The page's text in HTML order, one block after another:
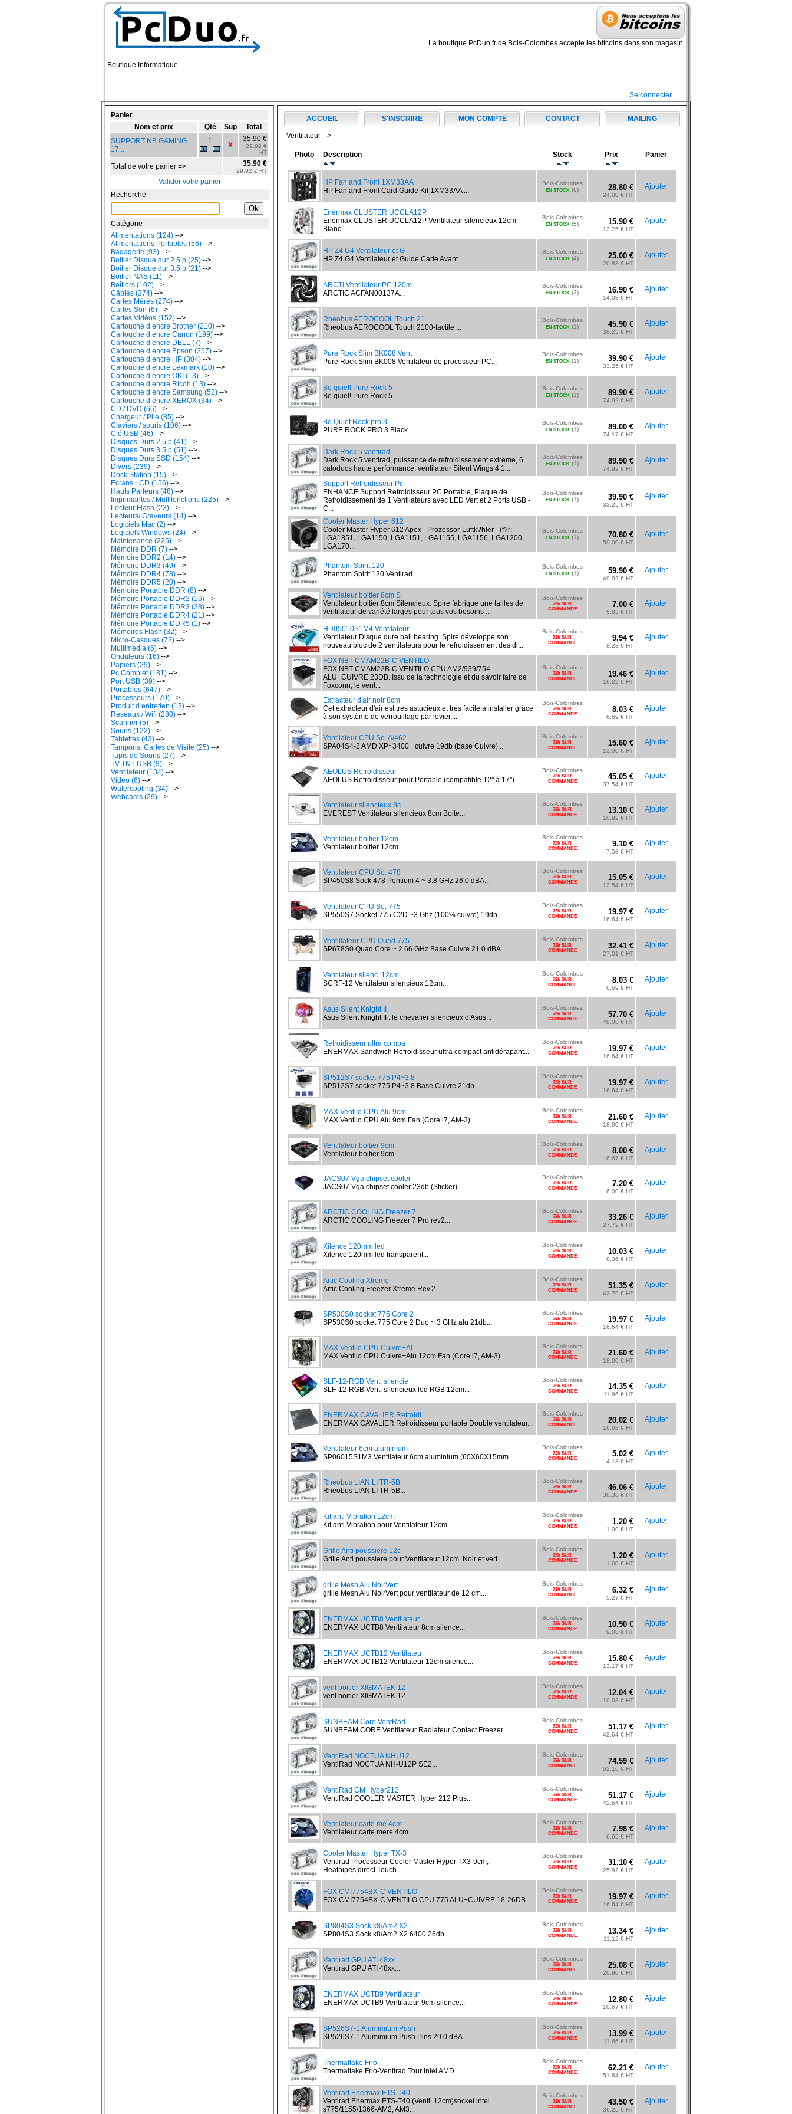
Boutique Informatique.
La boutique PcDuo.fr de Bois-Colombes accepte les bitcoins dans son magasin.
Se connecter
Panier
Nom et prix
Qté Sup
Total
SUPPORT NB GAMING
17...
1 X
35.90 €
29.92 €
HT
Total de votre panier => 35.90 €
29.92 € HT
Valider votre panier
Recherche
Catégorie
Alimentations (124) -->
Alimentations Portables (56) -->
Bagagerie (93) -->
Boitier Disque dur 2.5 p (25) -->
Boitier Disque dur 3.5 p (21) -->
Boitier NAS (11) -->
Boîtiers (102) -->
Câbles (374) -->
Cartes Mères (274) -->
Cartes Son (6) -->
Cartes Vidéos (152) -->
Cartouche d encre Brother (210) -->
Cartouche d encre Canon (199) -->
Cartouche d encre DELL (7) -->
Cartouche d encre Epson (257) -->
Cartouche d encre HP (304) -->
Cartouche d encre Lexmark (10) -->
Cartouche d encre OKI (13) -->
Cartouche d encre Ricoh (13) -->
Cartouche d encre Samsung (52) -->
Cartouche d encre XEROX (34) -->
CD / DVD (66) -->
Chargeur / Pile (85) -->
Claviers / souris (106) -->
Clé USB (46) -->
Disques Durs 2.5 p (41) -->
Disques Durs 3.5 p (51) -->
Disques Durs SSD (154) -->
Divers (239) -->
Dock Station (15) -->
Ecrans LCD (156) -->
Hauts Parleurs (48) -->
Imprimantes / Multifonctions (225) -->
Lecteur Flash (23) -->
Lecteurs/ Graveurs (14) -->
Logiciels Mac (2) -->
Logiciels Windows (24) -->
Maintenance (225) -->
Mémoire DDR (7) -->
Mémoire DDR2 (14) -->
Mémoire DDR3 (49) -->
Mémoire DDR4 (78) -->
Mémoire DDR5 (20) -->
Mémoire Portable DDR (8) -->
Mémoire Portable DDR2 (16) -->
Mémoire Portable DDR3 (28) -->
Mémoire Portable DDR4 (21) -->
Mémoire Portable DDR5 (1) -->
Mémoires Flash (32) -->
Micro-Casques (72) -->
Multimédia (6) -->
Onduleurs (16) -->
Papiers (29) -->
Pc Complet (181) -->
Port USB (39) -->
Portables (647) -->
Processeurs (170) -->
Produit d entretien (13) -->
Réseaux / Wifi (280) -->
Scanner (5) -->
Souris (122) -->
Tablettes (43) -->
Tampons, Cartes de Visite (25) -->
Tapis de Souris (27) -->
TV TNT USB (9) -->
Ventilateur (134) -->
Video (6) -->
Watercooling (34) -->
Webcams (29) -->
ACCUEIL S'INSCRIRE MON COMPTE CONTACT MAILING
Ventilateur -->
Photo Description Stock Prix Panier
HP Fan and Front 1XM33AA
HP Fan and Front Card Guide Kit 1XM33AA ...
Bois-Colombes
EN STOCK (6) 28.80 €
24.00 € HT
Ajouter
Enermax CLUSTER UCCLA12P
Enermax CLUSTER UCCLA12P Ventilateur silencieux 12cm
Blanc...
Bois-Colombes
EN STOCK (5) 15.90 €
13.25 € HT
Ajouter
HP Z4 G4 Ventilateur et G
HP Z4 G4 Ventilateur et Guide Carte Avant...
Bois-Colombes
EN STOCK (4) 25.00 €
20.83 € HT
Ajouter
ARCTI Ventilateur PC 120m
ARCTIC ACFAN00137A...
Bois-Colombes
EN STOCK (2) 16.90 €
14.08 € HT
Ajouter
Rheobus AEROCOOL Touch 21
Rheobus AEROCOOL Touch 2100-tactile ...
Bois-Colombes
EN STOCK (1) 45.90 €
38.25 € HT
Ajouter
Pure Rock Slim BK008 Vent
Pure Rock Slim BK008 Ventilateur de processeur PC...
Bois-Colombes
EN STOCK (1) 39.90 €
33.25 € HT
Ajouter
Be quiet! Pure Rock 5
Be quiet! Pure Rock 5...
Bois-Colombes
EN STOCK (1) 89.90 €
74.92 € HT
Ajouter
Be Quiet Rock pro 3
PURE ROCK PRO 3 Black. ...
Bois-Colombes
EN STOCK (1) 89.00 €
74.17 € HT
Ajouter
Dark Rock 5 ventirad
Dark Rock 5 ventirad, puissance de refroidissement extrême, 6
caloducs haute performance, ventilateur Silent Wings 4 1...
Bois-Colombes
EN STOCK (1) 89.90 €
74.92 € HT
Ajouter
Support Refroidisseur Pc
ENHANCE Support Refroidisseur PC Portable, Plaque de
Refroidissement de 1 Ventilateurs avec LED Vert et 2 Ports USB -
C...
Bois-Colombes
EN STOCK (1) 39.90 €
33.25 € HT
Ajouter
Cooler Master Hyper 612
Cooler Master Hyper 612 Apex - Prozessor-Luftk?hler - (f?r:
LGA1851, LGA1150, LGA1151, LGA1155, LGA1156, LGA1200,
LGA170...
Bois-Colombes
EN STOCK (1) 70.80 €
59.00 € HT
Ajouter
Phantom Spirit 120
Phantom Spirit 120 Ventirad...
Bois-Colombes
EN STOCK (1) 59.90 €
49.92 € HT
Ajouter
Ventilateur boitier 8cm S
Ventilateur boitier 8cm Silencieux. Spire fabrique une tailles de
ventilateur de variété larges pour tous vos besoins ...
Bois-Colombes
72h SUR
COMMANDE
7.00 €
5.83 € HT
Ajouter
HD05010S1M4 Ventilateur
Ventilateur Disque dure ball bearing. Spire développe son
nouveau bloc de 2 ventilateurs pour le refroidissement des di...
Bois-Colombes
72h SUR
COMMANDE
9.94 €
8.28 € HT
Ajouter
FOX NBT-CMAM22B-C VENTILO
FOX NBT-CMAM22B-C VENTILO CPU AM2/939/754
ALU+CUIVRE 23DB. Issu de la technologie et du savoir faire de
Foxconn, le vent...
Bois-Colombes
72h SUR
COMMANDE
19.46 €
16.22 € HT
Ajouter
Extracteur d'air noir 8cm
Cet extracteur d'air est très astucieux et très facile à installer grâce
à son système de verrouillage par levier....
Bois-Colombes
72h SUR
COMMANDE
8.03 €
6.69 € HT
Ajouter
Ventilateur CPU So. A/462
SPA04S4-2 AMD XP~3400+ cuivre 19db (base Cuivre)...
Bois-Colombes
72h SUR
COMMANDE
15.60 €
13.00 € HT
Ajouter
AEOLUS Refroidisseur
AEOLUS Refroidisseur pour Portable (compatible 12'' à 17'')...
Bois-Colombes
72h SUR
COMMANDE
45.05 €
37.54 € HT
Ajouter
Ventilateur silencieux 8c
EVEREST Ventilateur silencieux 8cm Boite...
Bois-Colombes
72h SUR
COMMANDE
13.10 €
10.92 € HT
Ajouter
Ventilateur boitier 12cm
Ventilateur boitier 12cm ...
Bois-Colombes
72h SUR
COMMANDE
9.10 €
7.58 € HT
Ajouter
Ventilateur CPU So. 478
SP450S8 Sock 478 Pentium 4 ~ 3.8 GHz 26.0 dBA...
Bois-Colombes
72h SUR
COMMANDE
15.05 €
12.54 € HT
Ajouter
Ventilateur CPU So. 775
SP550S7 Socket 775 C2D ~3 Ghz (100% cuivre) 19db...
Bois-Colombes
72h SUR
COMMANDE
19.97 €
16.64 € HT
Ajouter
Ventillateur CPU Quad 775
SP678S0 Quad Core ~ 2.66 GHz Base Cuivre 21.0 dBA...
Bois-Colombes
72h SUR
COMMANDE
32.41 €
27.01 € HT
Ajouter
Ventilateur silenc. 12cm
SCRF-12 Ventilateur silencieux 12cm...
Bois-Colombes
72h SUR
COMMANDE
8.03 €
6.69 € HT
Ajouter
Asus Silent Knight II
Asus Silent Knight II : le chevalier silencieux d'Asus...
Bois-Colombes
72h SUR
COMMANDE
57.70 €
48.08 € HT
Ajouter
Refroidisseur ultra compa
ENERMAX Sandwich Refroidisseur ultra compact antidérapant...
Bois-Colombes
72h SUR
COMMANDE
19.97 €
16.64 € HT
Ajouter
SP512S7 socket 775 P4~3.8
SP512S7 socket 775 P4~3.8 Base Cuivre 21db...
Bois-Colombes
72h SUR
COMMANDE
19.97 €
16.64 € HT
Ajouter
MAX Ventilo CPU Alu 9cm
MAX Ventilo CPU Alu 9cm Fan (Core i7, AM-3)...
Bois-Colombes
72h SUR
COMMANDE
21.60 €
18.00 € HT
Ajouter
Ventilateur boitier 9cm
Ventilateur boitier 9cm ...
Bois-Colombes
72h SUR
COMMANDE
8.00 €
6.67 € HT
Ajouter
JACS07 Vga chipset cooler
JACS07 Vga chipset cooler 23db (Sticker)...
Bois-Colombes
72h SUR
COMMANDE
7.20 €
6.00 € HT
Ajouter
ARCTIC COOLING Freezer 7
ARCTIC COOLING Freezer 7 Pro rev2...
Bois-Colombes
72h SUR
COMMANDE
33.26 €
27.72 € HT
Ajouter
Xilence 120mm led
Xilence 120mm led transparent...
Bois-Colombes
72h SUR
COMMANDE
10.03 €
8.36 € HT
Ajouter
Artic Cooling Xtreme
Artic Cooling Freezer Xtreme Rev.2...
Bois-Colombes
72h SUR
COMMANDE
51.35 €
42.79 € HT
Ajouter
SP530S0 socket 775 Core 2
SP530S0 socket 775 Core 2 Duo ~ 3 GHz alu 21db...
Bois-Colombes
72h SUR
COMMANDE
19.97 €
16.64 € HT
Ajouter
MAX Ventilo CPU Cuivre+Al
MAX Ventilo CPU Cuivre+Alu 12cm Fan (Core i7, AM-3)...
Bois-Colombes
72h SUR
COMMANDE
21.60 €
18.00 € HT
Ajouter
SLF-12-RGB Vent. silencie
SLF-12-RGB Vent. silencieux led RGB 12cm...
Bois-Colombes
72h SUR
COMMANDE
14.35 €
11.96 € HT
Ajouter
ENERMAX CAVALIER Refroidi
ENERMAX CAVALIER Refroidisseur portable Double ventilateur...
Bois-Colombes
72h SUR
COMMANDE
20.02 €
16.68 € HT
Ajouter
Ventilateur 6cm aluminium
SP06015S1M3 Ventilateur 6cm aluminium (60X60X15mm...
Bois-Colombes
72h SUR
COMMANDE
5.02 €
4.18 € HT
Ajouter
Rheobus LIAN LI TR-5B
Rheobus LIAN LI TR-5B...
Bois-Colombes
72h SUR
COMMANDE
46.06 €
38.38 € HT
Ajouter
Kit anti Vibration 12cm
Kit anti Vibration pour Ventilateur 12cm....
Bois-Colombes
72h SUR
COMMANDE
1.20 €
1.00 € HT
Ajouter
Grille Anti poussiere 12c
Grille Anti poussiere pour Ventilateur 12cm. Noir et vert...
Bois-Colombes
72h SUR
COMMANDE
1.20 €
1.00 € HT
Ajouter
grille Mesh Alu NoirVert
grille Mesh Alu NoirVert pour ventilateur de 12 cm...
Bois-Colombes
72h SUR
COMMANDE
6.32 €
5.27 € HT
Ajouter
ENERMAX UCTB8 Ventilateur
ENERMAX UCTB8 Ventilateur 8cm silence...
Bois-Colombes
72h SUR
COMMANDE
10.90 €
9.08 € HT
Ajouter
ENERMAX UCTB12 Ventilateu
ENERMAX UCTB12 Ventilateur 12cm silence...
Bois-Colombes
72h SUR
COMMANDE
15.80 €
13.17 € HT
Ajouter
vent boitier XIGMATEK 12
vent boitier XIGMATEK 12...
Bois-Colombes
72h SUR
COMMANDE
12.04 €
10.03 € HT
Ajouter
SUNBEAM Core VentRad
SUNBEAM CORE Ventilateur Radiateur Contact Freezer...
Bois-Colombes
72h SUR
COMMANDE
51.17 €
42.64 € HT
Ajouter
VentiRad NOCTUA NHU12
VentiRad NOCTUA NH-U12P SE2...
Bois-Colombes
72h SUR
COMMANDE
74.59 €
62.16 € HT
Ajouter
VentiRad CM Hyper212
VentiRad COOLER MASTER Hyper 212 Plus...
Bois-Colombes
72h SUR
COMMANDE
51.17 €
42.64 € HT
Ajouter
Ventilateur carte me 4cm
Ventilateur carte mere 4cm ...
Bois-Colombes
72h SUR
COMMANDE
7.98 €
6.65 € HT
Ajouter
Cooler Master Hyper TX-3
Ventirad Processeur Cooler Master Hyper TX3-9cm,
Heatpipes,direct Touch...
Bois-Colombes
72h SUR
COMMANDE
31.10 €
25.92 € HT
Ajouter
FOX CMI7754BX-C VENTILO
FOX CMI7754BX-C VENTILO CPU 775 ALU+CUIVRE 18-26DB...
Bois-Colombes
72h SUR
COMMANDE
19.97 €
16.64 € HT
Ajouter
SP804S3 Sock k8/Am2 X2
SP804S3 Sock k8/Am2 X2 6400 26db...
Bois-Colombes
72h SUR
COMMANDE
13.34 €
11.12 € HT
Ajouter
Ventirad GPU ATI 48xx
Ventirad GPU ATI 48xx...
Bois-Colombes
72h SUR
COMMANDE
25.08 €
20.90 € HT
Ajouter
ENERMAX UCTB9 Ventilateur
ENERMAX UCTB9 Ventilateur 9cm silence...
Bois-Colombes
72h SUR
COMMANDE
12.80 €
10.67 € HT
Ajouter
SP526S7-1 Alumimium Push
SP526S7-1 Alumimium Push Pins 29.0 dBA...
Bois-Colombes
72h SUR
COMMANDE
13.99 €
11.66 € HT
Ajouter
Thermaltake Frio
Thermaltake Frio-Ventirad Tour Intel AMD ...
Bois-Colombes
72h SUR
COMMANDE
62.21 €
51.84 € HT
Ajouter
Ventirad Enermax ETS-T40
Ventirad Enermax ETS-T40 (Ventil 12cm)socket intel
s775/1155/1366-AM2, AM3...
Bois-Colombes
72h SUR
COMMANDE
43.50 €
36.25 € HT
Ajouter